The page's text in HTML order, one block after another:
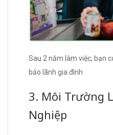
Sau 2 năm làm việc, bạn
bảo lãnh gia đình
3. Môi Trường
Nghiệp